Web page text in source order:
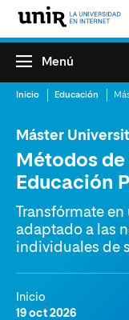
Menú
Inicio Educación
Máster
Métodos
Educación
Transfórmate
adaptado a las
individuales de
Inicio
19 oct 2026